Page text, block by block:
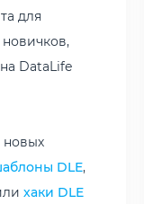
для
DataLife
DLE,
хаки DLE